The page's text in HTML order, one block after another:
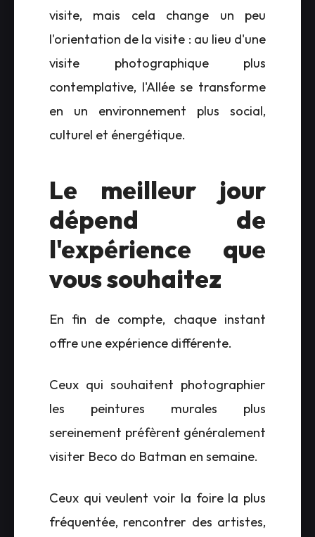
visite, mais cela change un peu
l'orientation de la visite : au lieu d'une
visite photographique plus
contemplative, l'Allée se transforme
en un environnement plus social,
culturel et énergétique.
Le meilleur jour
dépend de
l'expérience que
vous souhaitez
En fin de compte, chaque instant
offre une expérience différente.
Ceux qui souhaitent photographier
les peintures murales plus
sereinement préfèrent généralement
visiter Beco do Batman en semaine.
Ceux qui veulent voir la foire la plus
fréquentée, rencontrer des artistes,